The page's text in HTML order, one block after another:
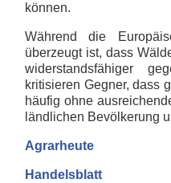
können.
Während die
überzeugt ist, dass
widerstandsfähiger
kritisieren Gegner, dass
häufig ohne
ländlichen Bevölkerung
Agrarheute
Handelsblatt